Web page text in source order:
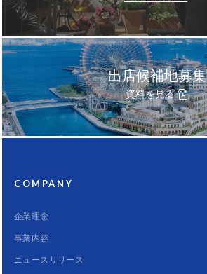
出店候補地募集
資料を見る
COMPANY
企業理念
事業内容
ニュースリリース